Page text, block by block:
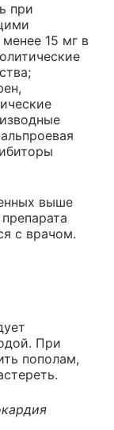
при
15 мг в
выше
с врачом.
При
пополам,